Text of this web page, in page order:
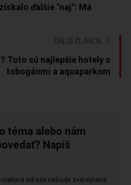
ďalšie "naj": Má
ĎALŠÍ ČLÁNOK
Toto sú najlepšie hotely s
tobogánmi a aquaparkom
téma alebo nám
Napíš
adresa nebude zverejnená.